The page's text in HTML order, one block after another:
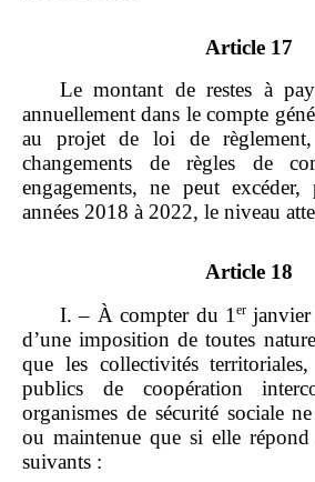
Article 17
Le montant de restes à
annuellement dans le compte
au projet de loi de
changements de règles de
engagements, ne peut
années 2018 à 2022, le niveau
Article 18
I. – À compter du 1 erjanvier
d’une imposition de toutes
que les collectivités territoriales,
publics de coopération
organismes de sécurité sociale
ou maintenue que si elle répond
suivants :